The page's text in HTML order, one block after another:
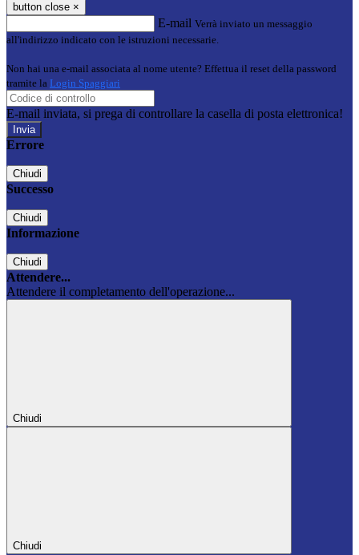
button close ×
E-mail Verrà inviato un messaggio
all'indirizzo indicato con le istruzioni necessarie.
Non hai una e-mail associata al nome utente? Effettua il reset della password
tramite la Login Spaggiari
E-mail inviata, si prega di controllare la casella di posta elettronica!
Errore
Chiudi
Successo
Chiudi
Informazione
Chiudi
Attendere...
Attendere il completamento dell'operazione...
Chiudi
Chiudi